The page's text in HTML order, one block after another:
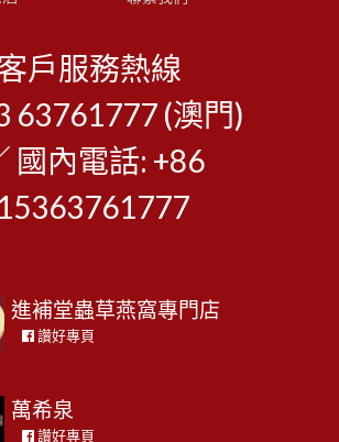
戶服務熱線
63761777 (澳門)
國內電話: +86
15363761777
進補堂蟲草燕窩專門店
讚好專頁
萬希泉
讚好專頁